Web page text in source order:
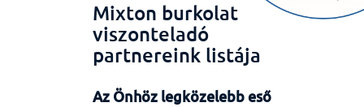
Mixton burkolat
viszonteladó
partnereink listája
Az Önhöz legközelebb eső